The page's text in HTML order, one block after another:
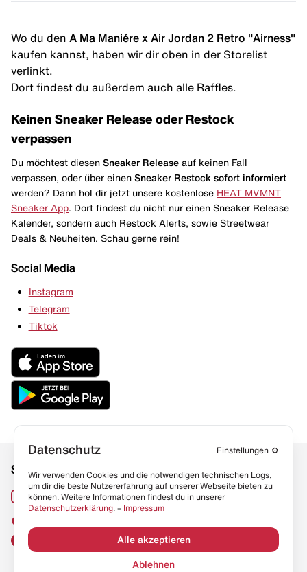
Wo du den A Ma Maniére x Air Jordan 2 Retro "Airness"
kaufen kannst, haben wir dir oben in der Storelist
verlinkt.
Dort findest du außerdem auch alle Raffles.
Keinen Sneaker Release oder Restock
verpassen
Du möchtest diesen Sneaker Release auf keinen Fall
verpassen, oder über einen Sneaker Restock sofort informiert
werden? Dann hol dir jetzt unsere kostenlose HEAT MVMNT
Sneaker App . Dort findest du nicht nur einen Sneaker Release
Kalender, sondern auch Restock Alerts, sowie Streetwear
Deals & Neuheiten. Schau gerne rein!
Social Media
Instagram
Telegram
Tiktok
Social Media
Instagram
Links
Sneaker Lexikon
Resell Guide
Datenschutz
Datenschutz Einstellungen ⚙️
Wir verwenden Cookies und die notwendigen technischen Logs,
um dir die beste Nutzererfahrung auf unserer Webseite bieten zu
können. Weitere Informationen findest du in unserer
Datenschutzerklärung. – Impressum
Alle akzeptieren
Ablehnen